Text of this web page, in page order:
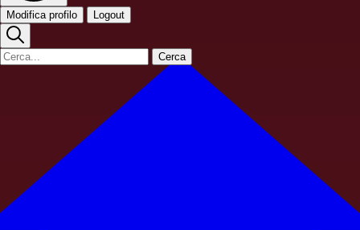
Modifica profilo Logout
Cerca